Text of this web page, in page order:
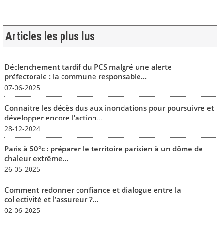
Articles les plus lus
Déclenchement tardif du PCS malgré une alerte
préfectorale : la commune responsable...
07-06-2025
Connaitre les décès dus aux inondations pour poursuivre et
développer encore l’action...
28-12-2024
Paris à 50°c : préparer le territoire parisien à un dôme de
chaleur extrême...
26-05-2025
Comment redonner confiance et dialogue entre la
collectivité et l’assureur ?...
02-06-2025